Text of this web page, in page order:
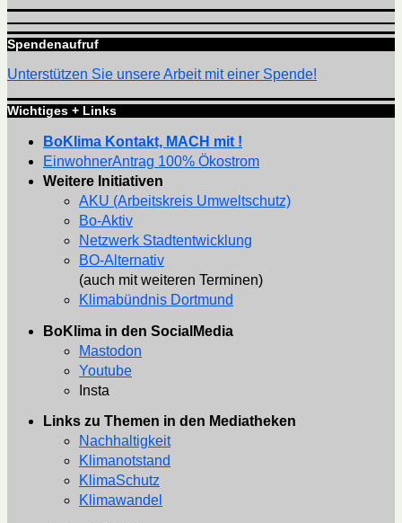
Spendenaufruf
Unterstützen Sie unsere Arbeit mit einer Spende!
Wichtiges + Links
BoKlima Kontakt, MACH mit !
EinwohnerAntrag 100% Ökostrom
Weitere Initiativen
AKU (Arbeitskreis Umweltschutz)
Bo-Aktiv
Netzwerk Stadtentwicklung
BO-Alternativ
(auch mit weiteren Terminen)
Klimabündnis Dortmund
BoKlima in den SocialMedia
Mastodon
Youtube
Insta
Links zu Themen in den Mediatheken
Nachhaltigkeit
Klimanotstand
KlimaSchutz
Klimawandel